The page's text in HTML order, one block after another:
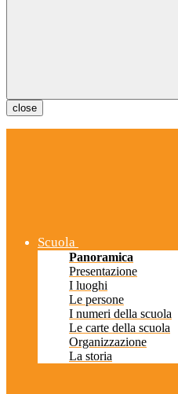
close
Scuola
Panoramica
Presentazione
I luoghi
Le persone
I numeri della scuola
Le carte della scuola
Organizzazione
La storia